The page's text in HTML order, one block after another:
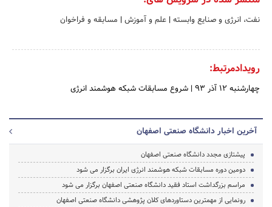
نفت، انرژی و صنایع وابسته | علم و آموزش | مسابقه و فراخوان
رویدادمرتبط:
چهارشنبه 12 آذر 93 | شروع مسابقات شبکه هوشمند انرژی
آخرین اخبار دانشگاه صنعتی اصفهان
پیشتازی مجدد دانشگاه صنعتی اصفهان
دومین دوره مسابقات شبکه هوشمند انرژی ایران برگزار می شود
مراسم بزرگداشت استاد فقید دانشگاه صنعتی اصفهان برگزار می شود
رونمایی از مهمترین دستاوردهای کلان پژوهشی دانشگاه صنعتی اصفهان